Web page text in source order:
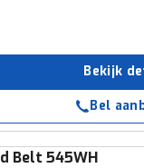
Bekijk
Bel
Belt 545WH